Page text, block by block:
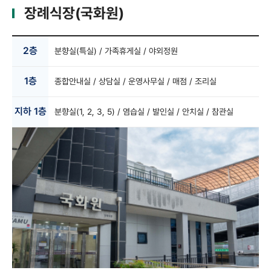
장례식장(국화원)
2층 분향실(특실) / 가족휴게실 / 야외정원
1층 종합안내실 / 상담실 / 운영사무실 / 매점 / 조리실
지하 1층 분향실(1, 2, 3, 5) / 염습실 / 발인실 / 안치실 / 참관실